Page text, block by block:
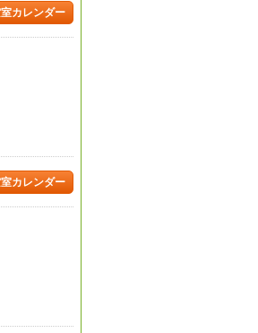
室カレンダー
室カレンダー